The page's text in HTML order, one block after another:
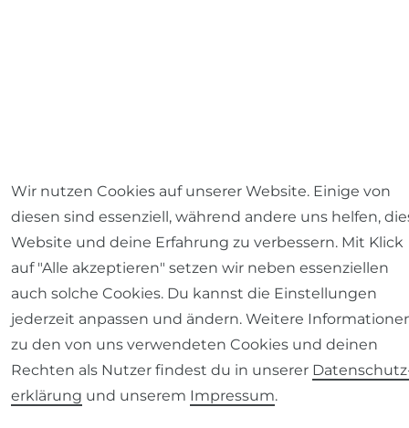
Wir nutzen Cookies auf unserer Website. Einige von
diesen sind essenziell, während andere uns helfen,
Website und deine Erfahrung zu verbessern. Mit Klick
auf "Alle akzeptieren" setzen wir neben essenziellen
auch solche Cookies. Du kannst die Einstellungen
jederzeit anpassen und ändern. Weitere
zu den von uns verwendeten Cookies und deinen
Rechten als Nutzer findest du in unserer
erklärung und unserem Impressum.